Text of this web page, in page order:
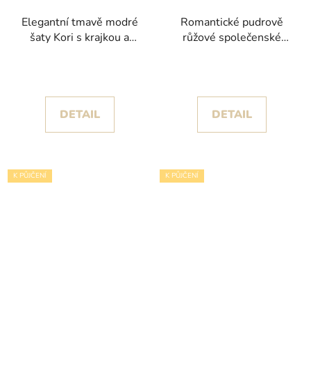
Elegantní tmavě modré
šaty Kori s krajkou a
DETAIL
Romantické pudrově
růžové společenské
DETAIL
K PŮJČENÍ K PŮJČENÍ